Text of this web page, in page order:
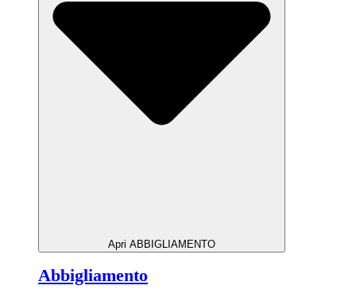
Apri ABBIGLIAMENTO
Abbigliamento